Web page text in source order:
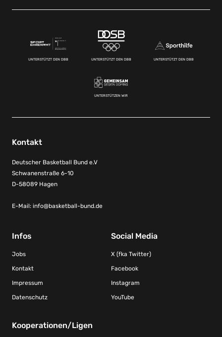
UNTERSTÜTZT DEN DBB UNTERSTÜTZT DEN DBB UNTERSTÜTZT DEN DBB
UNTERSTÜTZEN WIR
Kontakt
Deutscher Basketball Bund e.V
Schwanenstraße 6-10
D-58089 Hagen
E-Mail: info@basketball-bund.de
Infos
Jobs
Kontakt
Impressum
Datenschutz
Social Media
X (fka Twitter)
Facebook
Instagram
YouTube
Kooperationen/Ligen